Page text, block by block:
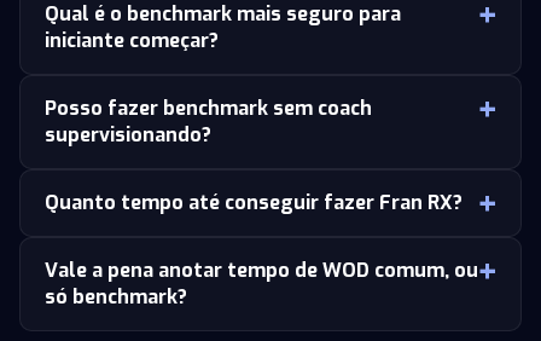
Qual é o benchmark mais seguro para
iniciante começar?
Posso fazer benchmark sem coach
supervisionando?
Quanto tempo até conseguir fazer Fran RX?
Vale a pena anotar tempo de WOD comum, ou
só benchmark?